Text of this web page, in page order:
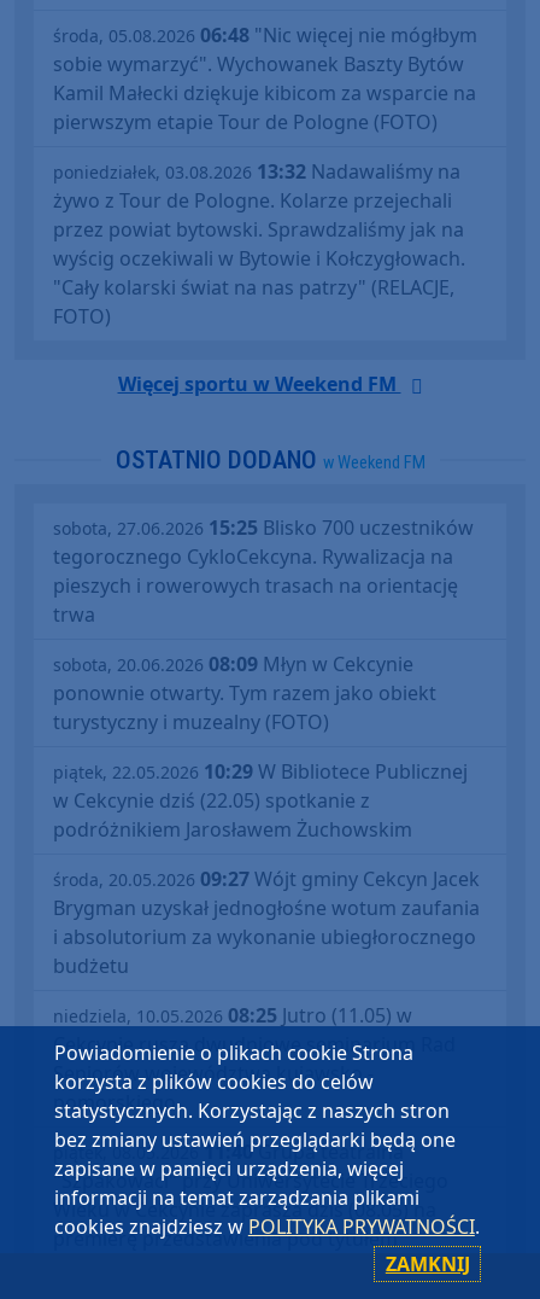
środa, 05.08.2026 06:48 "Nic więcej nie mógłbym
sobie wymarzyć". Wychowanek Baszty Bytów
Kamil Małecki dziękuje kibicom za wsparcie na
pierwszym etapie Tour de Pologne (FOTO)
poniedziałek, 03.08.2026 13:32 Nadawaliśmy na
żywo z Tour de Pologne. Kolarze przejechali
przez powiat bytowski. Sprawdzaliśmy jak na
wyścig oczekiwali w Bytowie i Kołczygłowach.
"Cały kolarski świat na nas patrzy" (RELACJE,
FOTO)
Więcej sportu w Weekend FM
OSTATNIO DODANO w Weekend FM
sobota, 27.06.2026 15:25 Blisko 700 uczestników
tegorocznego CykloCekcyna. Rywalizacja na
pieszych i rowerowych trasach na orientację
trwa
sobota, 20.06.2026 08:09 Młyn w Cekcynie
ponownie otwarty. Tym razem jako obiekt
turystyczny i muzealny (FOTO)
piątek, 22.05.2026 10:29W Bibliotece Publicznej
w Cekcynie dziś (22.05) spotkanie z
podróżnikiem Jarosławem Żuchowskim
środa, 20.05.2026 09:27Wójt gminy Cekcyn Jacek
Brygman uzyskał jednogłośne wotum zaufania
i absolutorium za wykonanie ubiegłorocznego
budżetu
niedziela, 10.05.2026 08:25 Jutro (11.05) w
Cekcynie rusza dwudniowe seminarium Rad
Seniorów województwa kujawsko -
pomorskiego
piątek, 08.05.2026 11:40Grupa teatralna
"Szpakowaci" przy Uniwersytecie Trzeciego
Wieku w Cekcynie zaprasza dziś (08.05) na
premierę przedstawienia pod tytułem
Powiadomienie o plikach cookie Strona
korzysta z plików cookies do celów
statystycznych. Korzystając z naszych stron
bez zmiany ustawień przeglądarki będą one
zapisane w pamięci urządzenia, więcej
informacji na temat zarządzania plikami
cookies znajdziesz w POLITYKA PRYWATNOŚCI.
ZAMKNIJ